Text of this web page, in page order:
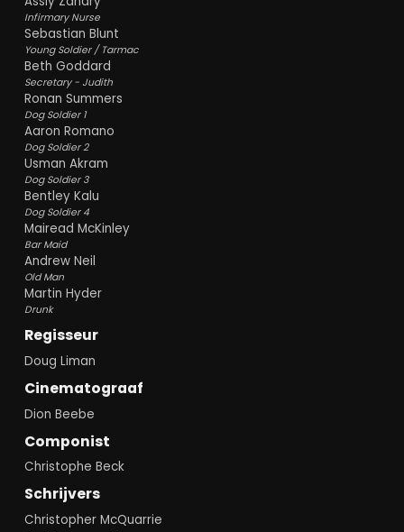
Infirmary Nurse
Sebastian Blunt
Young Soldier / Tarmac
Beth Goddard
Secretary - Judith
Ronan Summers
Dog Soldier 1
Aaron Romano
Dog Soldier 2
Usman Akram
Dog Soldier 3
Bentley Kalu
Dog Soldier 4
Mairead McKinley
Bar Maid
Andrew Neil
Old Man
Martin Hyder
Drunk
Regisseur
Doug Liman
Cinematograaf
Dion Beebe
Componist
Christophe Beck
Schrijvers
Christopher McQuarrie